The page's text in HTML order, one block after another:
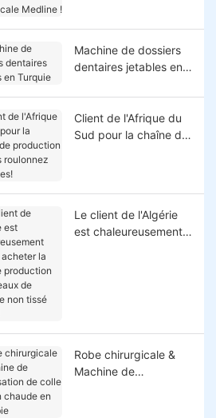
Machine de dossiers
dentaires jetables en
Client de l'Afrique du
Sud pour la chaîne de
Le client de l'Algérie
est chaleureusement
Robe chirurgicale &
Machine de